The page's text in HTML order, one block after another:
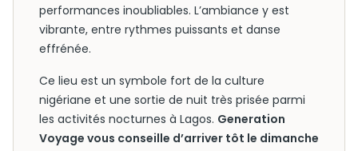
performances inoubliables. L’ambiance y est
vibrante, entre rythmes puissants et danse
effrénée.
Ce lieu est un symbole fort de la culture
nigériane et une sortie de nuit très prisée parmi
les activités nocturnes à Lagos. Generation
Voyage vous conseille d’arriver tôt le dimanche